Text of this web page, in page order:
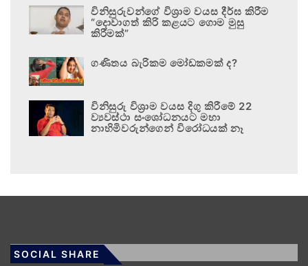
විනිසුරුවන්ගේ විශ්‍රාම වයස දීර්ඝ කිරීම
“දොවාගත් කිරි කළයට ගොම මුසු
කිරීමක්”
ගණිතය බැරිකම මෝඩකමක් ද?
විනිසුරු විශ්‍රාම වයස දිගු කිරීමේ 22
ව්‍යවස්ථා සංශෝධනයට මහා
නාහිමිවරුන්ගෙන් විරෝධයක් නෑ
SOCIAL SHARE